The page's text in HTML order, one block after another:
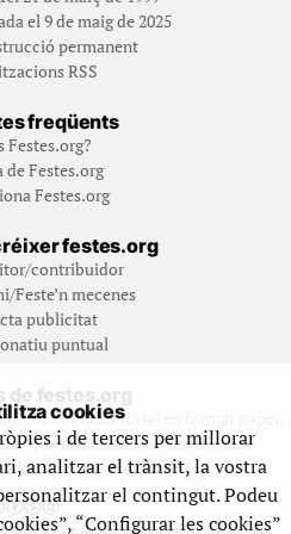
el 9 de maig de 2025
permanent
RSS
freqüents
Festes.org?
Festes.org
Festes.org
festes.org
contribuidor
Feste’n mecenes
publicitat
puntual
de festes.org
col·lecció editorial en format paper,
que fins aleshores havien estat
al nostre espai web. [+]
cookies
i de tercers per millorar
analitzar el trànsit, la vostra
el contingut. Podeu
“Configurar les cookies”